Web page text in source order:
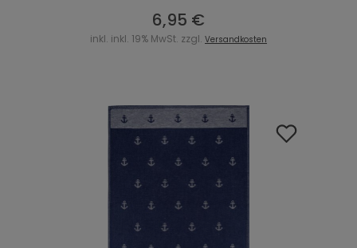
6,95 €
inkl. inkl. 19% MwSt. zzgl. Versandkosten